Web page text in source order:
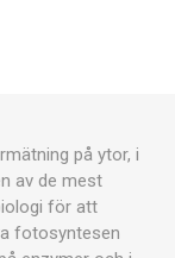
på ytor, i
av de mest
för att
fotosyntesen